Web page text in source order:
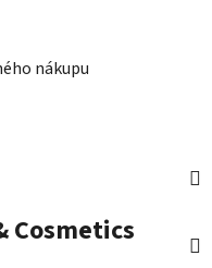
nákupu
Cosmetics